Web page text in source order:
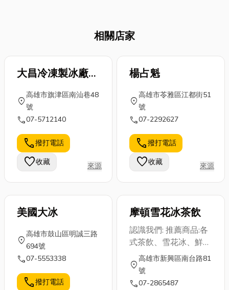
聽說系統家具
或現成家具可
但這些說法都
是正確的嗎？
今天小編就來
分享系統家具
是什麼，跟木
作家具又有什
麼差別？文末
小編也會分
享...
麵，還是家常
味，胡椒粉都
能帶出不同層
多人以為「胡
粉」，但其實
黑胡椒粉和白
味、用途上可
是差很多喔！
今天就來跟大
家聊聊「...
擇就很重要。
寵物進房，更
安全、衛生的
考量以及環境
的適應力。今
天小編就從專
業照護的角
度，帶你解析
挑...
相關店家
大昌冷凍製冰廠有
限公司
location_on
高雄市旗津區南汕巷48
號
call07-5712140
call撥打電話
favorite收藏 來源
楊占魁
location_on
高雄市苓雅區江都街51
號
call07-2292627
call撥打電話
favorite收藏 來源
美國大冰
location_on
高雄市鼓山區明誠三路
694號
call07-5553338
call撥打電話
摩頓雪花冰茶飲
認識我們: 推薦商品:各
式茶飲、雪花冰、鮮奶
紅茶
location_on
高雄市新興區南台路81
號
call07-2865487